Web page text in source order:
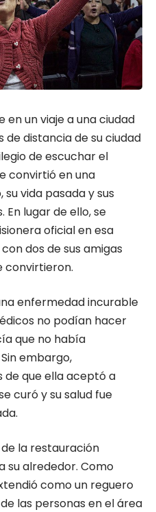
en un viaje a una ciudad
de distancia de su ciudad
de escuchar el
convirtió en una
vida pasada y sus
lugar de ello, se
oficial en esa
dos de sus amigas
convirtieron.
enfermedad incurable
no podían hacer
que no había
embargo,
de que ella aceptó a
curó y su salud fue
la restauración
su alrededor. Como
como un reguero
las personas en el área